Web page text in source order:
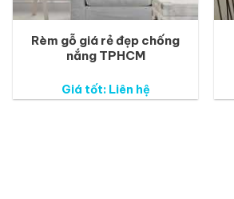
Rèm gỗ giá rẻ đẹp chống
nắng TPHCM
Giá tốt: Liên hệ